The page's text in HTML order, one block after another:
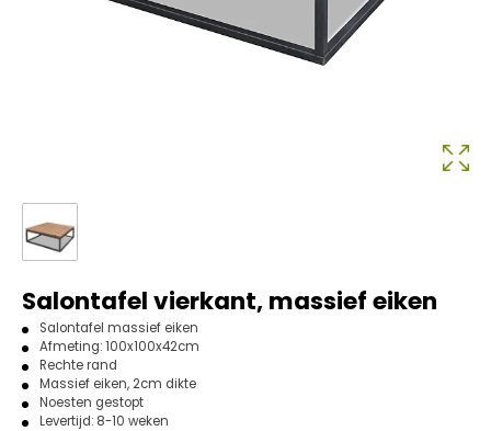
Salontafel vierkant, massief eiken
Salontafel massief eiken
Afmeting: 100x100x42cm
Rechte rand
Massief eiken, 2cm dikte
Noesten gestopt
Levertijd: 8-10 weken